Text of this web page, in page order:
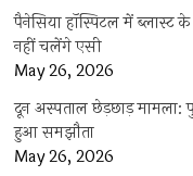
पैनेसिया हॉस्पिटल में ब्लास्ट
नहीं चलेंगे एसी
May 26, 2026
दून अस्पताल छेड़छाड़ मामला:
हुआ समझौता
May 26, 2026